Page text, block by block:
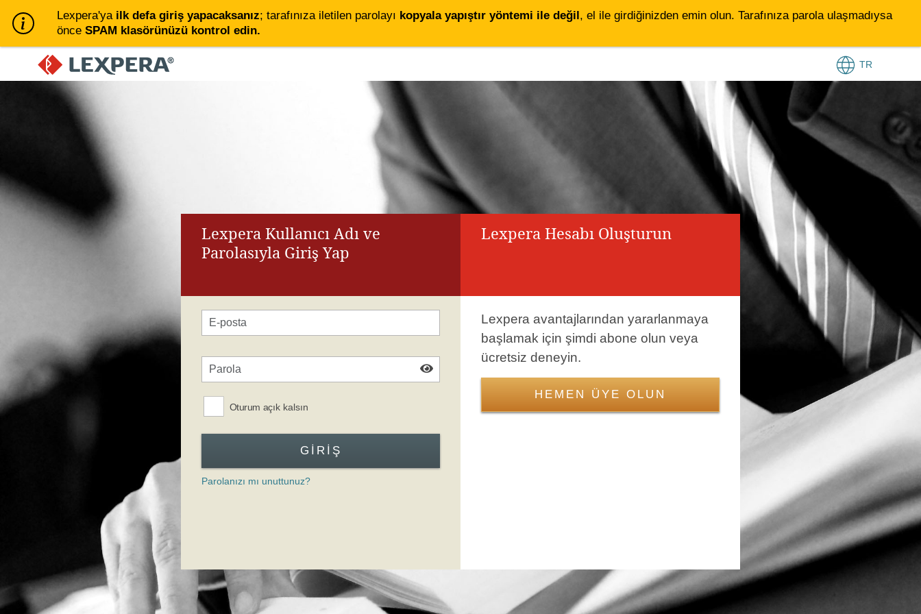
Lexpera'ya ilk defa giriş yapacaksanız; tarafınıza iletilen parolayı kopyala yapıştır yöntemi ile değil, el ile girdiğinizden emin olun. Tarafınıza parola ulaşmadıysa
önce SPAM klasörünüzü kontrol edin.
TR
Giriş Formuna Atla
Lexpera Kullanıcı Adı ve
Parolasıyla Giriş Yap
Oturum açık kalsın
GIRIŞ
Parolanızı mı unuttunuz?
Lexpera Hesabı Oluşturun
Lexpera avantajlarından yararlanmaya
başlamak için şimdi abone olun veya
ücretsiz deneyin.
HEMEN ÜYE OLUN